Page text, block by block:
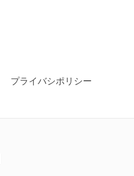
プライバシポリシー